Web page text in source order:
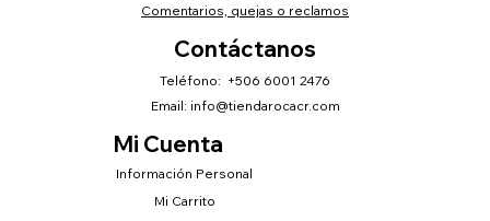
Comentarios, quejas o reclamos
Mi Cuenta
Información Personal
Mi Carrito
Contáctanos
Teléfono: +506 6001 2476
Email: info@tiendarocacr.com